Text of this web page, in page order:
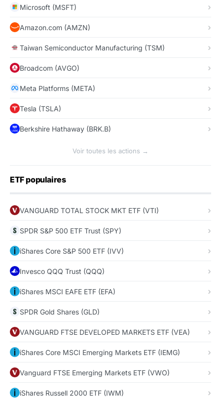
Microsoft (MSFT)
Amazon.com (AMZN)
Taiwan Semiconductor Manufacturing (TSM)
Broadcom (AVGO)
Meta Platforms (META)
Tesla (TSLA)
Berkshire Hathaway (BRK.B)
Voir toutes les actions →
ETF populaires
VANGUARD TOTAL STOCK MKT ETF (VTI)
SPDR S&P 500 ETF Trust (SPY)
iShares Core S&P 500 ETF (IVV)
Invesco QQQ Trust (QQQ)
iShares MSCI EAFE ETF (EFA)
SPDR Gold Shares (GLD)
VANGUARD FTSE DEVELOPED MARKETS ETF (VEA)
iShares Core MSCI Emerging Markets ETF (IEMG)
Vanguard FTSE Emerging Markets ETF (VWO)
iShares Russell 2000 ETF (IWM)